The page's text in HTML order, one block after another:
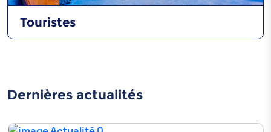
Touristes
Dernières actualités